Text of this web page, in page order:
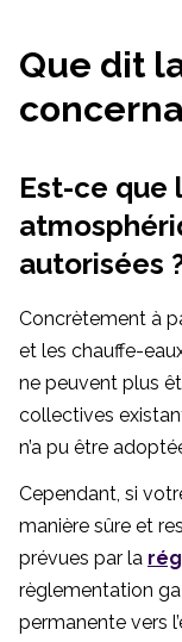
Que dit
Est-ce que
autorisées
Concrètement à
et les chauffe-
ne peuvent plus
collectives
n’a pu être
Cependant, si
manière sûre et
prévues par la
règlementation
permanente vers